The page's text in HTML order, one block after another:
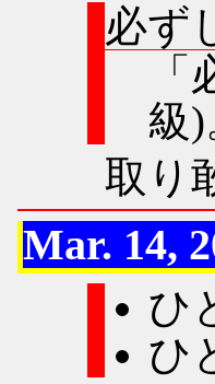
必ず
級)
取り
Mar. 14,
ひ
ひ